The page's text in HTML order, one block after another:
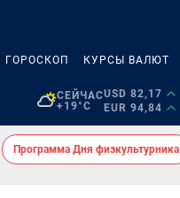
ГОРОСКОП КУРСЫ ВАЛЮТ
СЕЙЧАС
+19°C
USD 82,17
EUR 94,84
Программа Дня физкультурника